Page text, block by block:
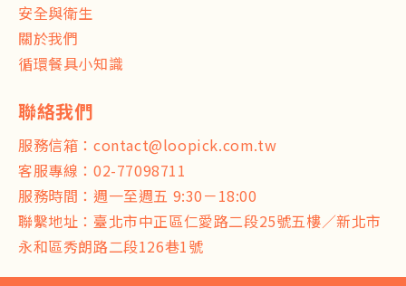
安全與衛生
關於我們
循環餐具小知識
服務信箱： contact@loopick.com.tw
客服專線： 02-77098711
服務時間：週一至週五 9:30－18:00
聯繫地址：臺北市中正區仁愛路二段25號五樓／新北市
永和區秀朗路二段126巷1號